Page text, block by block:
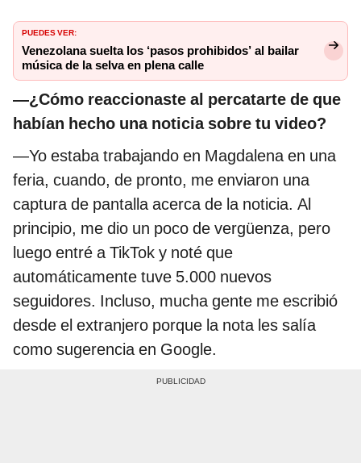
PUEDES VER:
Venezolana suelta los ‘pasos prohibidos’ al bailar
música de la selva en plena calle
—¿Cómo reaccionaste al percatarte de que
habían hecho una noticia sobre tu video?
—Yo estaba trabajando en Magdalena en una
feria, cuando, de pronto, me enviaron una
captura de pantalla acerca de la noticia. Al
principio, me dio un poco de vergüenza, pero
luego entré a TikTok y noté que
automáticamente tuve 5.000 nuevos
seguidores. Incluso, mucha gente me escribió
desde el extranjero porque la nota les salía
como sugerencia en Google.